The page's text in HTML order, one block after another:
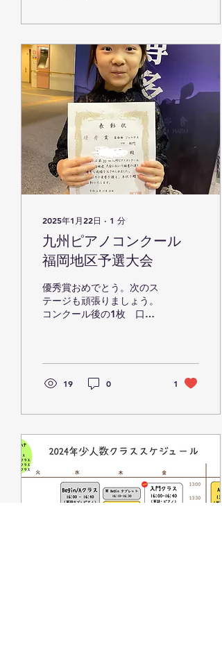
2025年1月22日 ∙ 1 分
九州ピアノコンクール
福岡地区予選大会
優秀賞おめでとう。次のス
テージも頑張りましょう。
コンクール後の1枚 口元
参加もサポートしていきた
い。 やると決めたのなら、
精一杯やる。やりたい気持
ある...
19 0 1